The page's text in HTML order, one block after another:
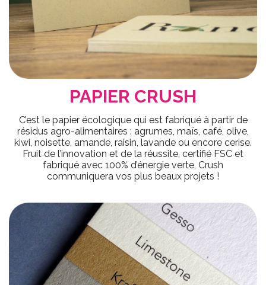
PAPIER CRUSH
C’est le papier écologique qui est fabriqué à partir de
résidus agro-alimentaires : agrumes, maïs, café, olive,
kiwi, noisette, amande, raisin, lavande ou encore cerise.
Fruit de l’innovation et de la réussite, certifié FSC et
fabriqué avec 100% d’énergie verte, Crush
communiquera vos plus beaux projets !